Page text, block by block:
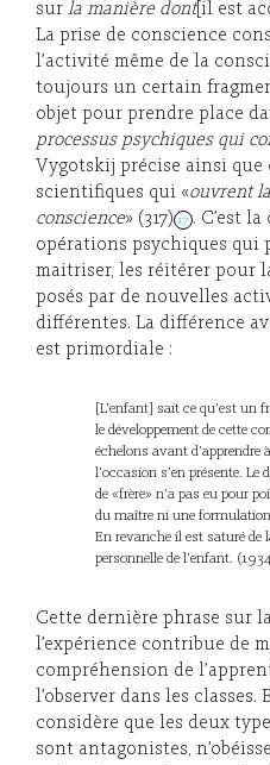
sur la manière dont[il est
La prise de conscience
l’activité même de la
toujours un certain
objet pour prendre place
processus psychiquesqui
Vygotskij précise ainsi que
scientifiques qui «ouvrent
conscience» (317) 17 . C’est
opérations psychiques qui
maitriser, les réitérer pour
posés par de nouvelles
différentes. La différence
est primordiale :
[L’enfant] sait ce qu’est un
le développement de cette
échelons avant
l’occasion s’en présente. Le
de «frère» n’a pas eu pour
du maître ni une
En revanche il est saturé de
personnelle de l’enfant.
Cette dernière phrase sur
l’expérience contribue de
compréhension de
l’observer dans les classes.
considère que les deux
sont antagonistes,